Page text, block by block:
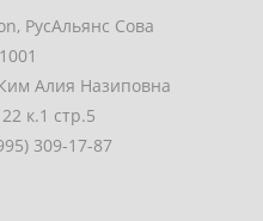
РусАльянс Сова
Алия Назиповна
к.1 стр.5
309-17-87